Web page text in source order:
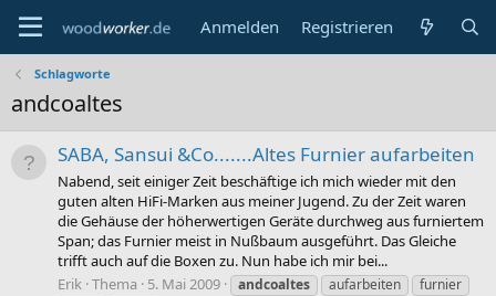
Anmelden Registrieren
Schlagworte
andcoaltes
SABA, Sansui &Co.......Altes Furnier aufarbeiten
Nabend, seit einiger Zeit beschäftige ich mich wieder mit den
guten alten HiFi-Marken aus meiner Jugend. Zu der Zeit waren
die Gehäuse der höherwertigen Geräte durchweg aus furniertem
Span; das Furnier meist in Nußbaum ausgeführt. Das Gleiche
trifft auch auf die Boxen zu. Nun habe ich mir bei...
Erik Thema 5. Mai 2009 andcoaltes aufarbeiten
furnier